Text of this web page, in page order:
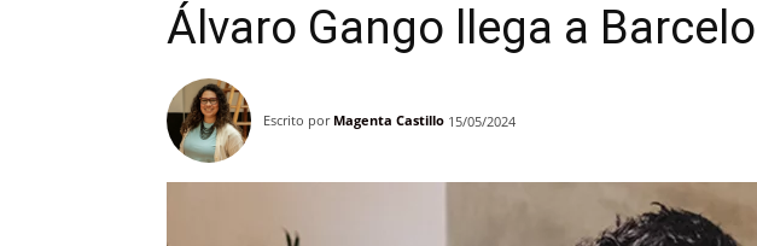
Álvaro Gango llega a
Escrito por Magenta Castillo 15/05/2024